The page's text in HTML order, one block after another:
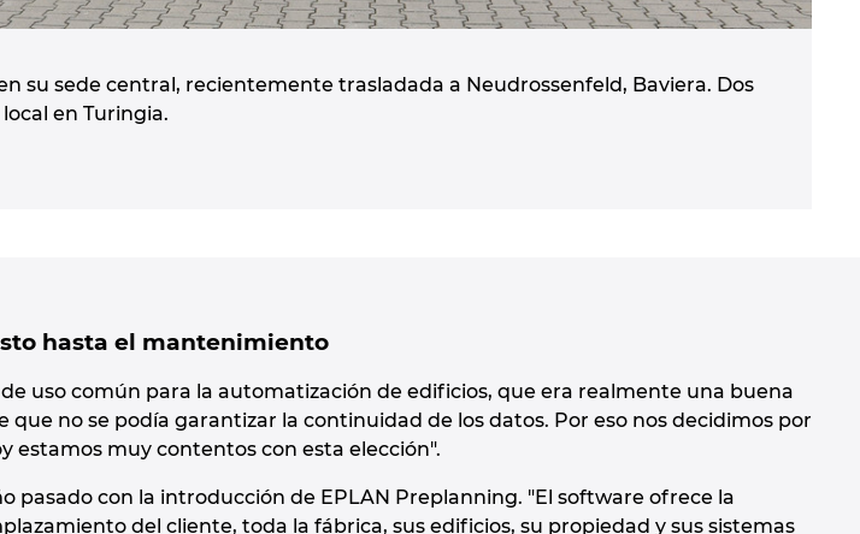
su sede central, recientemente trasladada a Neudrossenfeld, Baviera. Dos
en Turingia.
hasta el mantenimiento
uso común para la automatización de edificios, que era realmente una buena
no se podía garantizar la continuidad de los datos. Por eso nos decidimos por
estamos muy contentos con esta elección".
pasado con la introducción de EPLAN Preplanning. "El software ofrece la
del cliente, toda la fábrica, sus edificios, su propiedad y sus sistemas